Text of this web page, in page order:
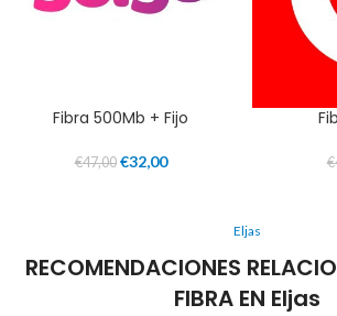
Fibra 500Mb + Fijo
€47,00 €32,00 €
Eljas
RECOMENDACIONES
FIBRA EN Eljas